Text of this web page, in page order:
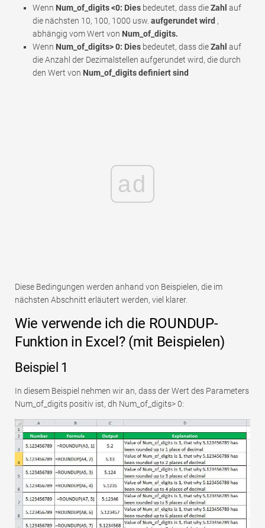
Wenn Num_of_digits <0: Dies bedeutet, dass dieZahl auf
die nächsten 10, 100, 1000 usw. aufgerundet wird ,
abhängig vom Wert von Num_of_digits.
Wenn Num_of_digits> 0: Dies bedeutet, dass dieZahl auf
die Anzahl der Dezimalstellen aufgerundet wird, die durch
den Wert von Num_of_digits definiert sind
ad
Diese Bedingungen werden anhand von Beispielen, die im
nächsten Abschnitt erläutert werden, viel klarer.
Wie verwende ich die ROUNDUP-
Funktion in Excel? (mit Beispielen)
Beispiel 1
In diesem Beispiel nehmen wir an, dass der Wert des Parameters
Num_of_digits positiv ist, dh Num_of_digits> 0: